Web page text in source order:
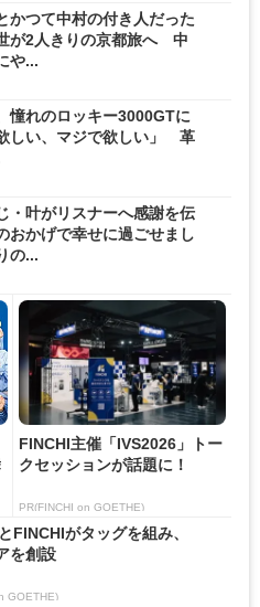
かつて中村の付き人だった
が2人きりの京都旅へ 中
や...
憧れのロッキー3000GTに
しい、マジで欲しい」 革
・叶がリスナーへ感謝を伝
おかげで幸せに過ごせまし
の...
FINCHI主催「IVS2026」トー
クセッションが話題に！
PR(FINCHI on GOETHE)
FINCHIがタッグを組み、
を創設
GOETHE)